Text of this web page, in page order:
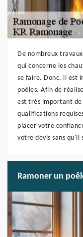
De nombreux
qui concerne les
se faire. Donc, il est
poêles. Afin de
est très important de
qualifications
placer votre
votre devis sans qu'il
Ramoner un